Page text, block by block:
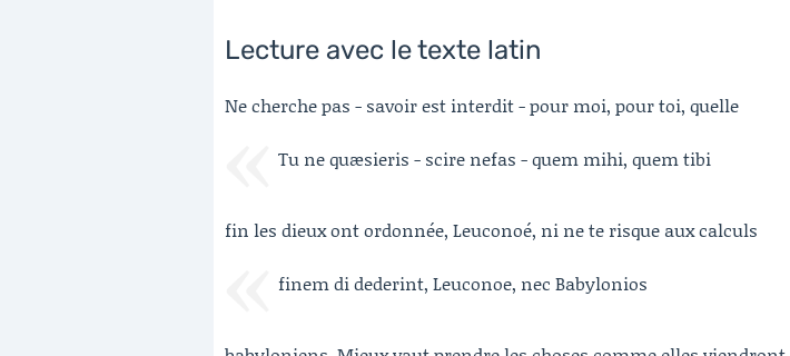
Lecture avec le texte latin
Ne cherche pas - savoir est interdit - pour moi, pour toi, quelle
Tu ne quæsieris - scire nefas - quem mihi, quem tibi
fin les dieux ont ordonnée, Leuconoé, ni ne te risque aux calculs
finem di dederint, Leuconoe, nec Babylonios